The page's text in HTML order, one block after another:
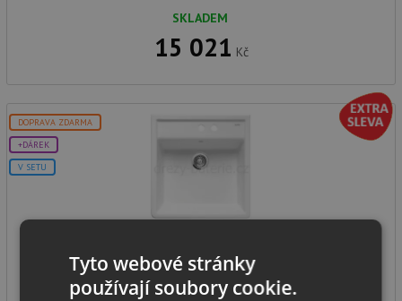
SKLADEM
15 021 Kč
DOPRAVA ZDARMA
+DÁREK
V SETU
Blanco PANOR 60 zářivě bílá lesklá se dvěma otvory
514501
Tyto webové stránky
používají soubory cookie.